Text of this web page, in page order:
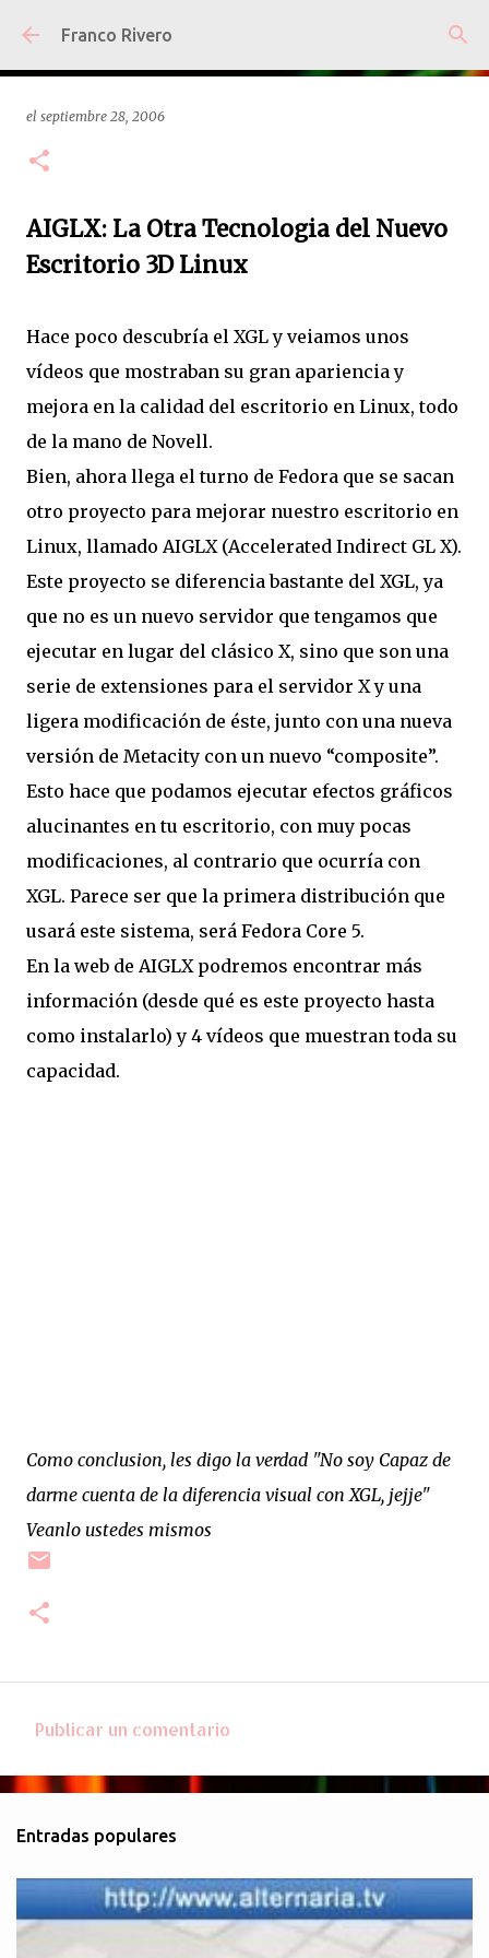
Ir al contenido principal
Franco Rivero
el septiembre 28, 2006
AIGLX: La Otra Tecnologia del Nuevo
Escritorio 3D Linux
Hace poco descubría el XGL y veiamos unos
vídeos que mostraban su gran apariencia y
mejora en la calidad del escritorio en Linux, todo
de la mano de Novell.
Bien, ahora llega el turno de Fedora que se sacan
otro proyecto para mejorar nuestro escritorio en
Linux, llamado AIGLX (Accelerated Indirect GL X).
Este proyecto se diferencia bastante del XGL, ya
que no es un nuevo servidor que tengamos que
ejecutar en lugar del clásico X, sino que son una
serie de extensiones para el servidor X y una
ligera modificación de éste, junto con una nueva
versión de Metacity con un nuevo “composite”.
Esto hace que podamos ejecutar efectos gráficos
alucinantes en tu escritorio, con muy pocas
modificaciones, al contrario que ocurría con
XGL. Parece ser que la primera distribución que
usará este sistema, será Fedora Core 5.
En la web de AIGLX podremos encontrar más
información (desde qué es este proyecto hasta
como instalarlo) y 4 vídeos que muestran toda su
capacidad.
Como conclusion, les digo la verdad "No soy Capaz de
darme cuenta de la diferencia visual con XGL, jejje"
Veanlo ustedes mismos
o
e
n
t
Publicar un comentario
Entradas populares